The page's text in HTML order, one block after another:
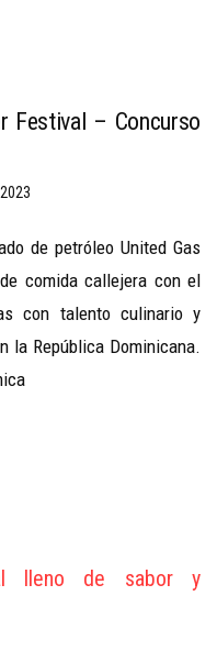
Festival – Concurso
de petróleo United Gas
comida callejera con el
con talento culinario y
la República Dominicana.